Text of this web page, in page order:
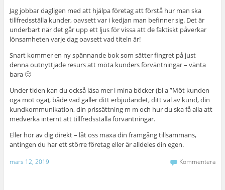
Jag jobbar dagligen med att hjälpa företag att förstå hur man ska
tillfredsställa kunder, oavsett var i kedjan man befinner sig. Det är
underbart när det går upp ett ljus för vissa att de faktiskt påverkar
lönsamheten varje dag oavsett vad titeln är!
Snart kommer en ny spännande bok som sätter fingret på just
denna outnyttjade resurs att möta kunders förväntningar – vänta
bara 🙂
Under tiden kan du också läsa mer i mina böcker (bl a ”Möt kunden
öga mot öga), både vad gäller ditt erbjudandet, ditt val av kund, din
kundkommunikation, din prissättning m m och hur du ska få alla att
medverka internt att tillfredsställa förväntningar.
Eller hör av dig direkt – låt oss maxa din framgång tillsammans,
antingen du har ett större företag eller är alldeles din egen.
mars 12, 2019 Kommentera